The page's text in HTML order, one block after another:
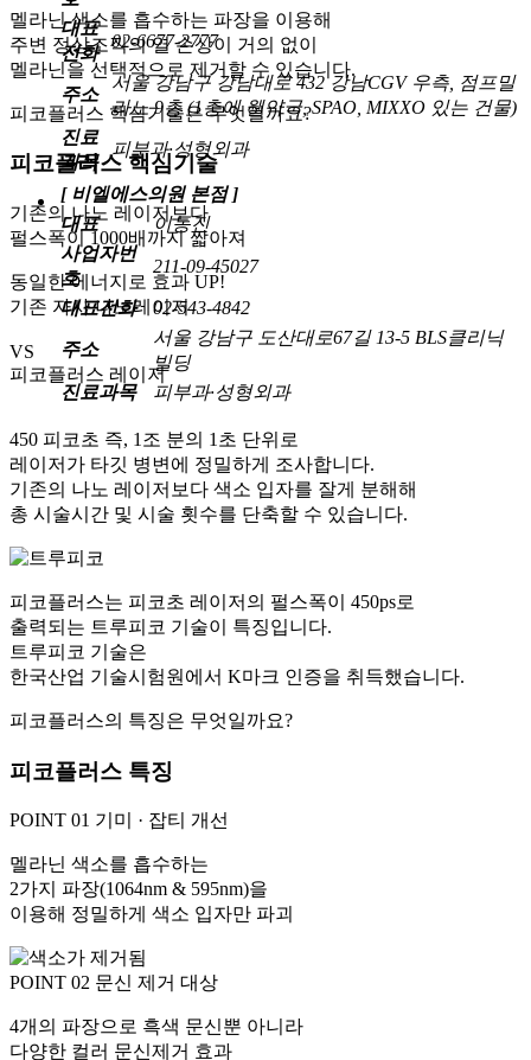
멜라닌 색소를 흡수하는 파장을 이용해
주변 정상조직의 열 손상이 거의 없이
멜라닌을 선택적으로 제거할 수 있습니다.
피코플러스 핵심기술은 무엇일까요?
피코플러스 핵심기술
기존의 나노 레이저보다
펄스폭이 1000배까지 짧아져
동일한 에너지로 효과 UP!
기존 자사 나노레이저
VS
피코플러스 레이저
450 피코초 즉, 1조 분의 1초 단위 로
레이저가 타깃 병변에 정밀하게 조사합니다.
기존의 나노 레이저보다 색소 입자를 잘게 분해해
총 시술시간 및 시술 횟수를 단축할 수 있습니다.
피코플러스는 피코초 레이저의 펄스폭이 450ps로
출력되는 트루피코 기술이 특징입니다.
트루피코 기술은
한국산업 기술시험원에서 K마크 인증을 취득했습니다.
피코플러스의 특징은 무엇일까요?
피코플러스 특징
POINT 01 기미 · 잡티 개선
멜라닌 색소를 흡수하는
2가지 파장(1064nm & 595nm)을
이용해 정밀하게 색소 입자만 파괴
POINT 02 문신 제거 대상
4개의 파장으로 흑색 문신뿐 아니라
다양한 컬러 문신제거 효과
대표
전화
02-6677-2777
주소
서울 강남구 강남대로 432 강남CGV 우측, 점프밀
라노 9층 (1층에 웰약국, SPAO, MIXXO 있는 건물)
진료
과목
피부과·성형외과
[ 비엘에스의원 본점 ]
대표
이동진
사업자번
호
211-09-45027
대표전화 02-543-4842
주소
서울 강남구 도산대로67길 13-5 BLS클리닉
빌딩
진료과목
피부과·성형외과